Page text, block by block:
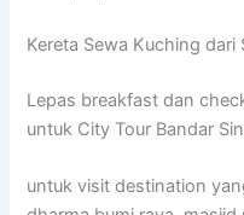
Kereta Sewa Kuching
Lepas breakfast dan
untuk City Tour Bandar
untuk visit destination